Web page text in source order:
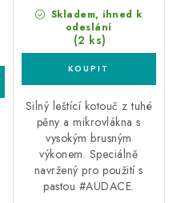
Skladem, ihned k
odeslání
(2 ks)
Silný leštící kotouč z tuhé
pěny a mikrovlákna s
vysokým brusným
výkonem. Speciálně
navržený pro použití s
pastou #AUDACE.